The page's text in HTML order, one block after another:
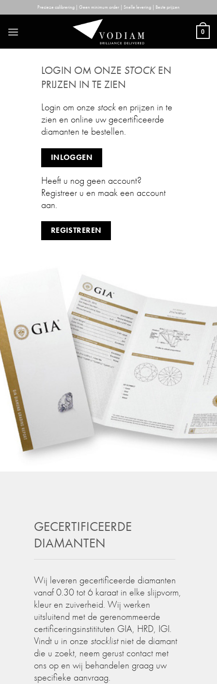
to
content
Precieze calibrering | Geen minimum order | Snelle levering | Beste prijzen
0
LOGIN OM ONZE STOCKEN
PRIJZEN IN TE ZIEN
Login om onze stock en prijzen in te
zien en online uw gecertificeerde
diamanten te bestellen.
INLOGGEN
Heeft u nog geen account?
Registreer u en maak een account
aan.
REGISTREREN
GECERTIFICEERDE
DIAMANTEN
Wij leveren gecertificeerde diamanten
vanaf 0.30 tot 6 karaat in elke slijpvorm,
kleur en zuiverheid. Wij werken
uitsluitend met de gerenommeerde
certificeringsinstitituten GIA, HRD, IGI.
Vindt u in onze stocklistniet de diamant
die u zoekt, neem gerust contact met
ons op en wij behandelen graag uw
specifieke aanvraag.